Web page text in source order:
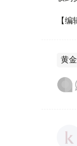
【
黄